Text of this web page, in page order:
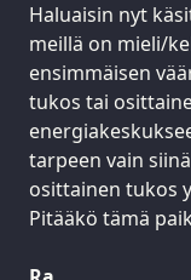
Haluaisin nyt
meillä on mieli/
ensimmäisen
tukos tai
tarpeen vain
osittainen tukos
Pitääkö tämä